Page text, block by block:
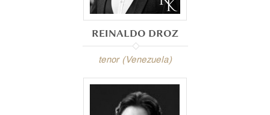
REINALDO DROZ
tenor (Venezuela)